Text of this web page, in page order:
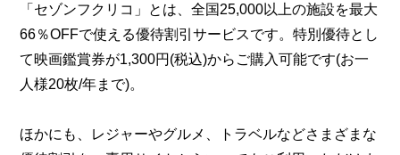
「セゾンフクリコ」とは、全国25,000以上の施設を最大
66％OFFで使える優待割引サービスです。特別優待とし
て映画鑑賞券が1,300円(税込)からご購入可能です(お一
人様20枚/年まで)。
ほかにも、レジャーやグルメ、トラベルなどさまざまな